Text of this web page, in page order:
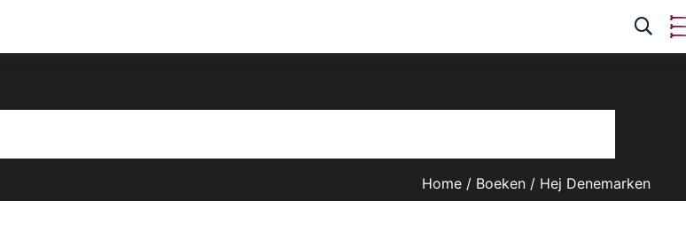
Home / Boeken / Hej Denemarken